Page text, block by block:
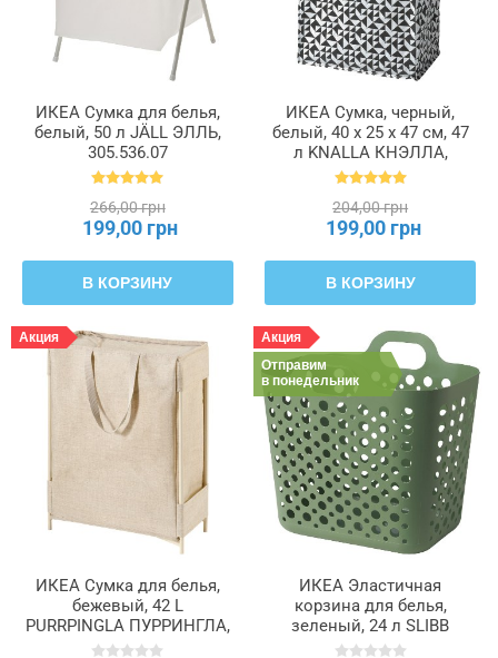
ИКЕА Сумка для белья,
белый, 50 л JÄLL ЭЛЛЬ,
305.536.07
266,00 грн
199,00 грн
В КОРЗИНУ
ИКЕА Сумка, черный,
белый, 40 x 25 x 47 см, 47
л KNALLA КНЭЛЛА,
004.736.93
204,00 грн
199,00 грн
В КОРЗИНУ
Акция
ИКЕА Сумка для белья,
бежевый, 42 L
PURRPINGLA ПУРРИНГЛА,
406.094.06
Акция
Отправим
в понедельник
ИКЕА Эластичная
корзина для белья,
зеленый, 24 л SLIBB
СЛИББ, 205.677.23